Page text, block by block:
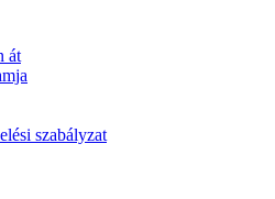
át
szabályzat